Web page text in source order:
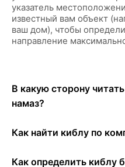
указатель
известный вам объект
ваш дом), чтобы
направление
В какую сторону читать
намаз?
Как найти киблу по
Как определить киблу